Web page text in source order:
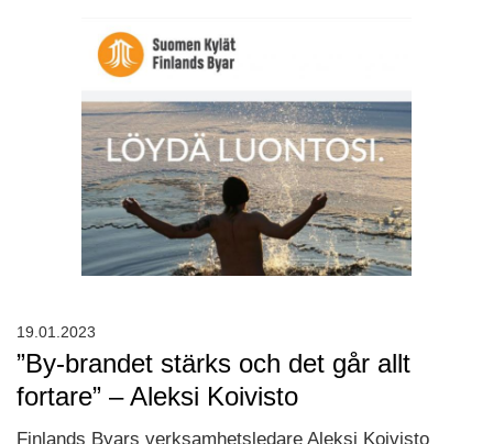
”By-brandet stärks och det går allt
fortare” – Aleksi Koivisto
Finlands Byars verksamhetsledare Aleksi Koivisto
19.01.2023